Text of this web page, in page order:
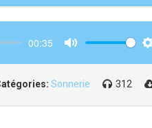
00:35
Sonnerie 312